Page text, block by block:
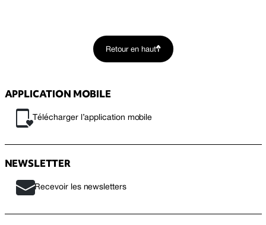
Retour en haut
APPLICATION MOBILE
Télécharger l’application mobile
NEWSLETTER
Recevoir les newsletters